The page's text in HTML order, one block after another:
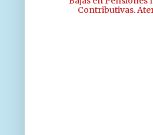
Contributivas.